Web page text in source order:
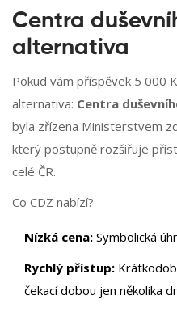
Centra
alternativa
Pokud vám příspěvek 5 000
alternativa: Centra
byla zřízena Ministerstvem
který postupně rozšiřuje
celé ČR.
Co CDZ nabízí?
Nízká cena: Symbolická
Rychlý přístup:
čekací dobou jen několika